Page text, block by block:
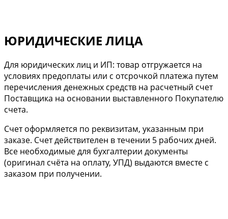
ЮРИДИЧЕСКИЕ ЛИЦА
Для юридических лиц и ИП: товар отгружается на
условиях предоплаты или с отсрочкой платежа путем
перечисления денежных средств на расчетный счет
Поставщика на основании выставленного Покупателю
счета.
Cчет оформляется по реквизитам, указанным при
заказе. Счет действителен в течении 5 рабочих дней.
Все необходимые для бухгалтерии документы
(оригинал счёта на оплату, УПД) выдаются вместе с
заказом при получении.